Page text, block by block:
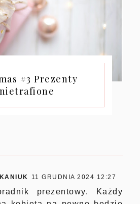
#3 Prezenty
nietrafione
11 GRUDNIA 2024 12:27
prezentowy. Każdy